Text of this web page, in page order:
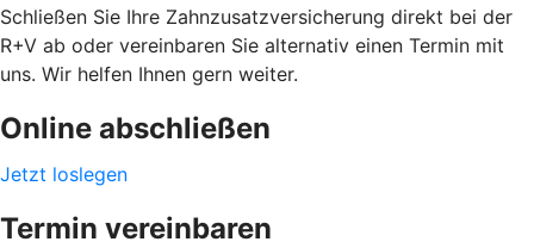
Schließen Sie Ihre Zahnzusatzversicherung direkt bei der
R+V ab oder vereinbaren Sie alternativ einen Termin mit
uns. Wir helfen Ihnen gern weiter.
Online abschließen
Jetzt loslegen
Termin vereinbaren